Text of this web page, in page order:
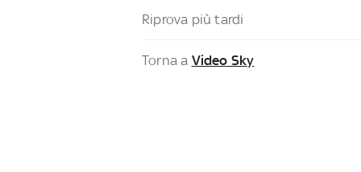
Riprova più tardi
Torna a Video Sky